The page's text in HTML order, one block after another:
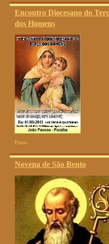
Encontro Diocesano do
dos Homens
Fotos
Novena de São Bento